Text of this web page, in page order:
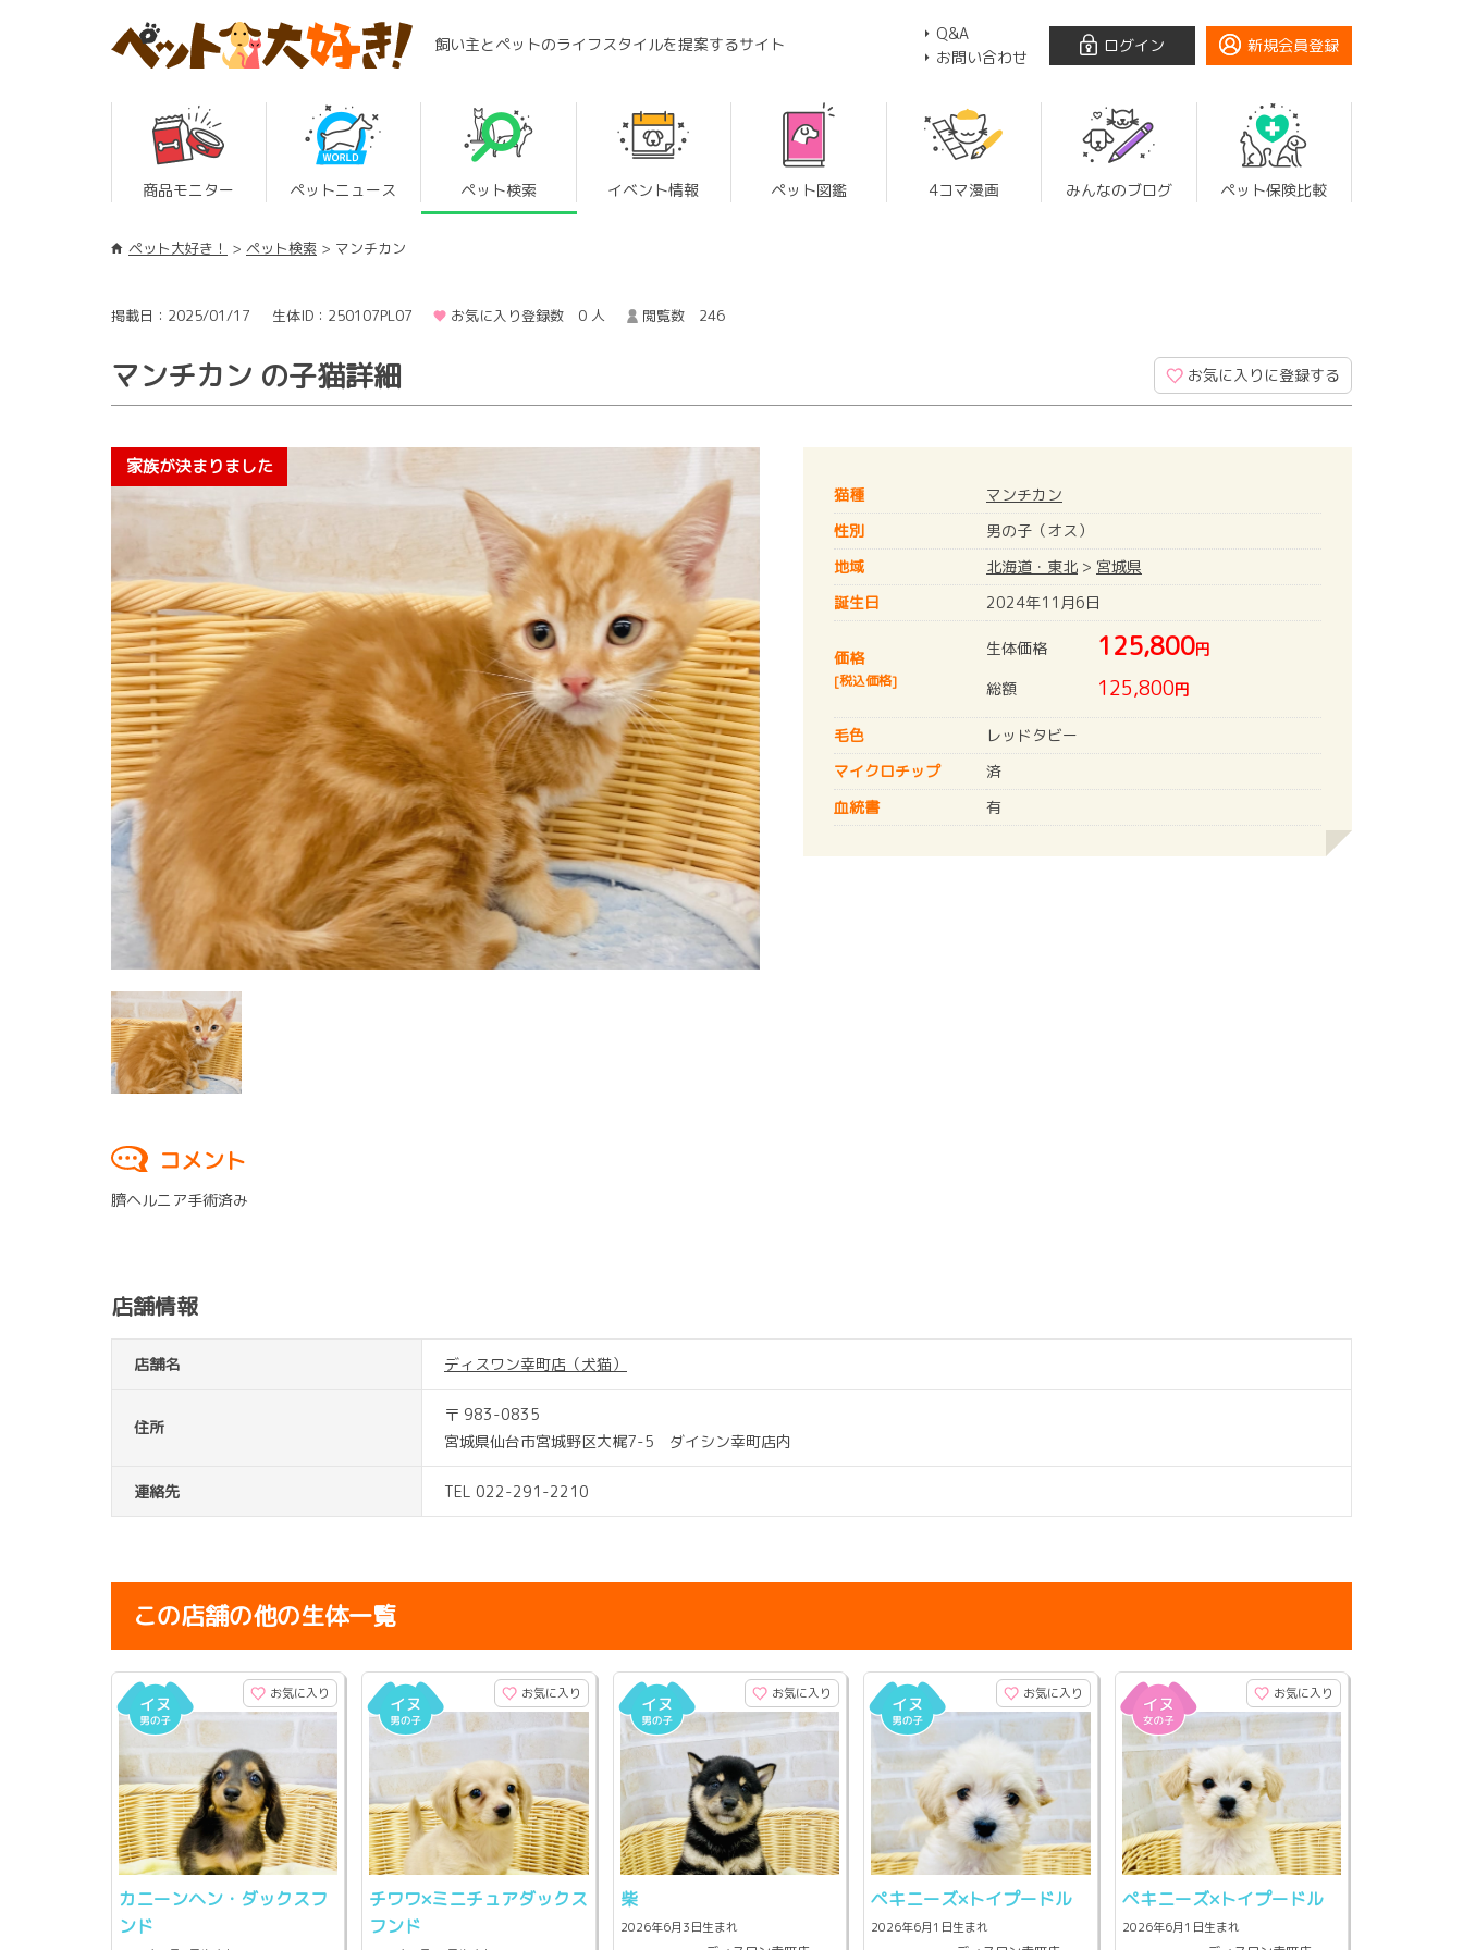
飼い主とペットのライフスタイルを提案するサイト
Q&A
お問い合わせ
ログイン 新規会員登録
商品モニター ペットニュース ペット検索 イベント情報 ペット図鑑 4コマ漫画 みんなのブログ ペット保険比較
ペット大好き！ ペット検索 マンチカン
掲載日：2025/01/17 生体ID：250107PL07 お気に入り登録数 0 人 閲覧数 246
マンチカン の子猫詳細 お気に入りに登録する
猫種
マンチカン
性別
男の子（オス）
地域
北海道・東北 > 宮城県
誕生日
2024年11月6日
価格
[税込価格]
生体価格 125,800円
総額
125,800円
毛色
レッドタビー
マイクロチップ
済
血統書
有
コメント
臍ヘルニア手術済み
店舗情報
店舗名 ディスワン幸町店（犬猫）
住所
〒 983-0835
宮城県仙台市宮城野区大梶7-5 ダイシン幸町店内
連絡先 TEL 022-291-2210
この店舗の他の生体一覧
お気に入り
カニーンヘン・ダックスフ
ンド
お気に入り
チワワ×ミニチュアダックス
フンド
お気に入り
柴
2026年6月3日生まれ
お気に入り
ペキニーズ×トイプードル
2026年6月1日生まれ
お気に入り
ペキニーズ×トイプードル
2026年6月1日生まれ